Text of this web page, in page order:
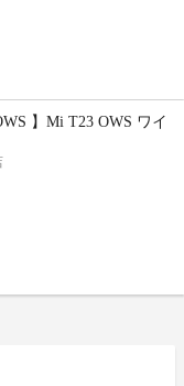
】Mi T23 OWS ワイ